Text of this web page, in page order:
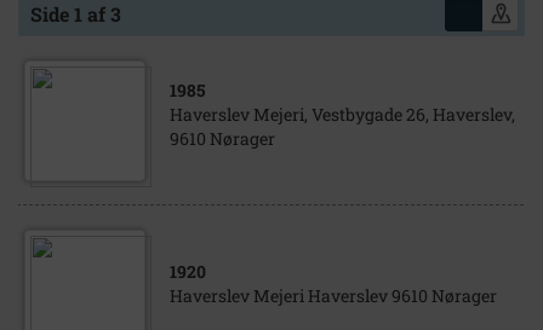
Side 1 af 3
1985
Haverslev Mejeri, Vestbygade 26, Haverslev,
9610 Nørager
1920
Haverslev Mejeri Haverslev 9610 Nørager